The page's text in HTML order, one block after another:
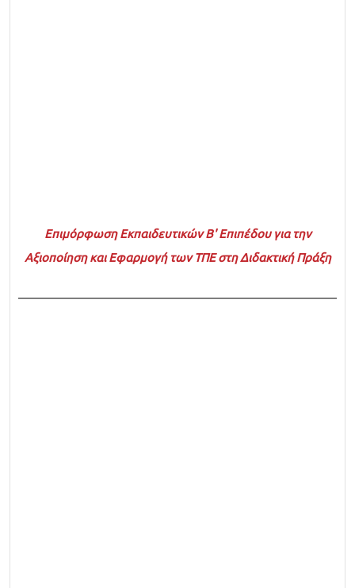
Επιμόρφωση Εκπαιδευτικών Β' Επιπέδου για την
Αξιοποίηση και Εφαρμογή των ΤΠΕ στη Διδακτική Πράξη